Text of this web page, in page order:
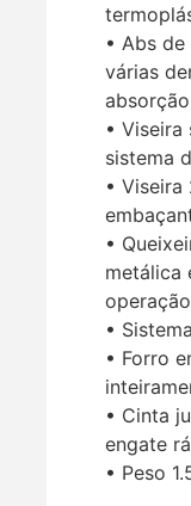
• Abs
várias
•
sistema
•
•
metálica
•
• Forro
• Cinta
engate
• Peso